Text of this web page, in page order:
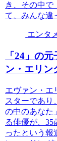
き、その中で
て、みんな違
エンタ
「24」の
ン・エリン
エヴァン・エ
スターであり
の中のあなた
る俳優が、
ったという報